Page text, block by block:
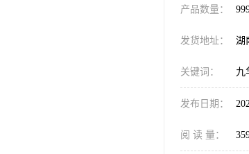
产品数量：
发货地址： 湖
关键词： 九
发布日期：
阅 读 量：